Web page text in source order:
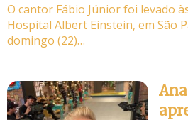
O cantor Fábio Júnior foi levado
Hospital Albert Einstein, em São
domingo (22)…